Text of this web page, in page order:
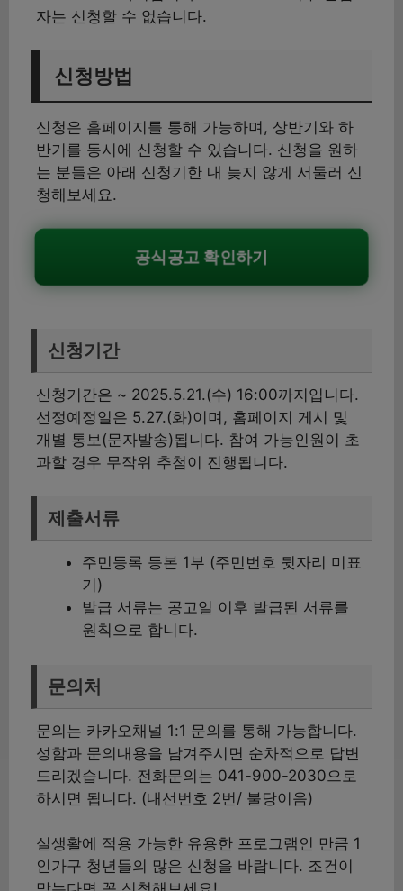
자는 신청할 수 없습니다.
신청방법
신청은 홈페이지를 통해 가능하며, 상반기와 하
반기를 동시에 신청할 수 있습니다. 신청을 원하
는 분들은 아래 신청기한 내 늦지 않게 서둘러 신
청해보세요.
공식공고 확인하기
신청기간
신청기간은 ~ 2025.5.21.(수) 16:00까지입니다.
선정예정일은 5.27.(화)이며, 홈페이지 게시 및
개별 통보(문자발송)됩니다. 참여 가능인원이 초
과할 경우 무작위 추첨이 진행됩니다.
제출서류
주민등록 등본 1부 (주민번호 뒷자리 미표
기)
발급 서류는 공고일 이후 발급된 서류를
원칙으로 합니다.
문의처
문의는 카카오채널 1:1 문의를 통해 가능합니다.
성함과 문의내용을 남겨주시면 순차적으로 답변
드리겠습니다. 전화문의는 041-900-2030으로
하시면 됩니다. (내선번호 2번/ 불당이음)
실생활에 적용 가능한 유용한 프로그램인 만큼 1
인가구 청년들의 많은 신청을 바랍니다. 조건이